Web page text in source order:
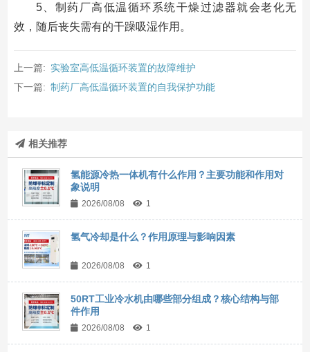
5、制药厂高低温循环系统干燥过滤器就会老化无
效，随后丧失需有的干躁吸湿作用。
上一篇: 实验室高低温循环装置的故障维护
下一篇: 制药厂高低温循环装置的自我保护功能
相关推荐
氢能源冷热一体机有什么作用？主要功能和作用对
象说明
2026/08/08 1
氢气冷却是什么？作用原理与影响因素
2026/08/08 1
50RT工业冷水机由哪些部分组成？核心结构与部
件作用
2026/08/08 1